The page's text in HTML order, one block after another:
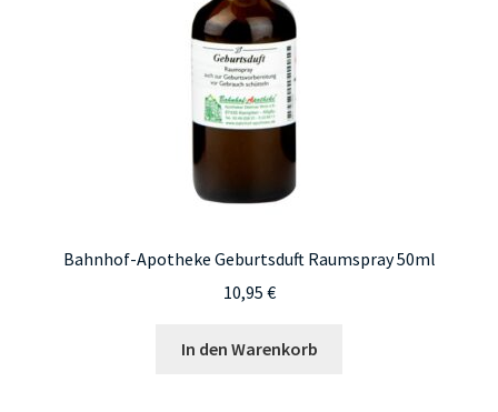
Bahnhof-Apotheke Geburtsduft Raumspray 50ml
10,95 €
In den Warenkorb